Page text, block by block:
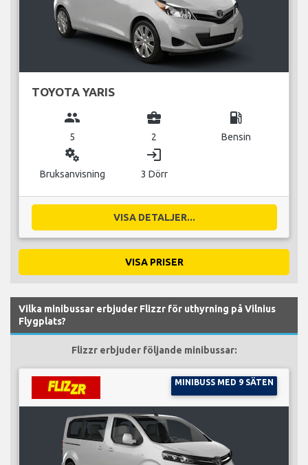
TOYOTA YARIS
group
5
business_center
2
local_gas_station
Bensin
miscellaneous_services
Bruksanvisning
login
3 Dörr
VISA DETALJER...
VISA PRISER
Vilka minibussar erbjuder Flizzr för uthyrning på Vilnius
Flygplats?
Flizzr erbjuder följande minibussar:
MINIBUSS MED 9 SÄTEN